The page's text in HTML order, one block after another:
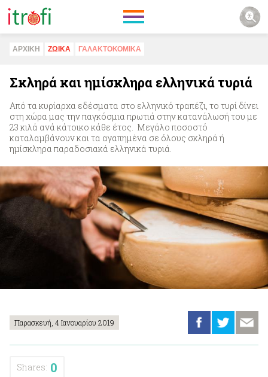
ΑΡΧΙΚΗ ΖΩΙΚA ΓΑΛΑΚΤΟΚΟΜΙΚA
Σκληρά και ημίσκληρα ελληνικά τυριά
Από τα κυρίαρχα εδέσματα στο ελληνικό τραπέζι, το τυρί δίνει
στη χώρα µας την παγκόσμια πρωτιά στην κατανάλωσή του με
23 κιλά ανά κάτοικο κάθε έτος. Μεγάλο ποσοστό
καταλαμβάνουν και τα αγαπημένα σε όλους σκληρά ή
ημίσκληρα παραδοσιακά ελληνικά τυριά.
Παρασκευή, 4 Ιανουαρίου 2019
Shares: 0